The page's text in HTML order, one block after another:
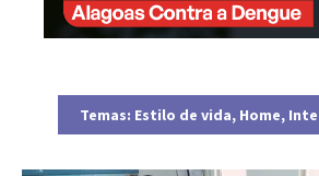
Temas: Estilo de vida, Home,